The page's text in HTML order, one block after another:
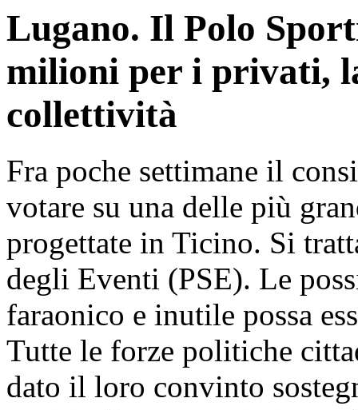
Lugano. Il Polo
milioni per i privati,
collettività
Fra poche settimane il
votare su una delle più
progettate in Ticino. Si
degli Eventi (PSE). Le
faraonico e inutile possa
Tutte le forze politiche
dato il loro convinto